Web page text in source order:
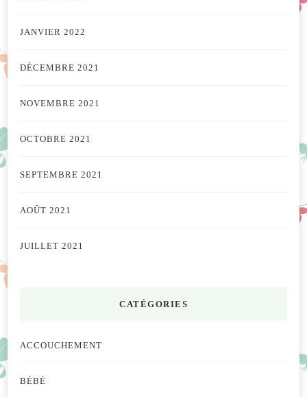
JANVIER 2022
DÉCEMBRE 2021
NOVEMBRE 2021
OCTOBRE 2021
SEPTEMBRE 2021
AOÛT 2021
JUILLET 2021
CATÉGORIES
ACCOUCHEMENT
BÉBÉ